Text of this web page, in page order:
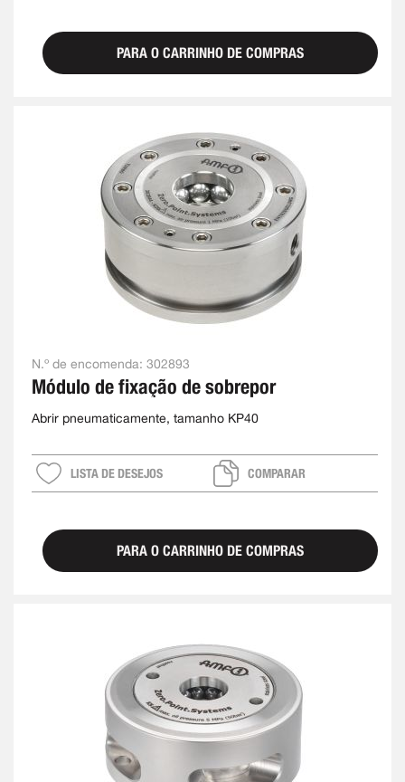
PARA O CARRINHO DE COMPRAS
N.º de encomenda: 302893
Módulo de fixação de sobrepor
Abrir pneumaticamente, tamanho KP40
LISTA DE DESEJOS COMPARAR
PARA O CARRINHO DE COMPRAS